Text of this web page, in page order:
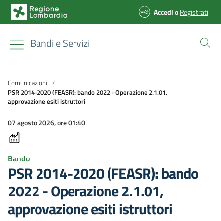
AccedioRegistrati
Bandi e Servizi
Comunicazioni /
PSR 2014-2020 (FEASR): bando 2022 - Operazione 2.1.01,
approvazione esiti istruttori
07 agosto 2026, ore 01:40
Bando
PSR 2014-2020 (FEASR): bando
2022 - Operazione 2.1.01,
approvazione esiti istruttori